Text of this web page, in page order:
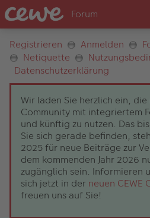
Registrieren Anmelden
Netiquette
Datenschutzerklärung
Wir laden Sie herzlich ein, die
Community mit integriertem
und künftig zu nutzen. Das
Sie sich gerade befinden,
2025 für neue Beiträge zur
dem kommenden Jahr 2026
zugänglich sein. Informieren
sich jetzt in der neuen CEWE
freuen uns auf Sie!